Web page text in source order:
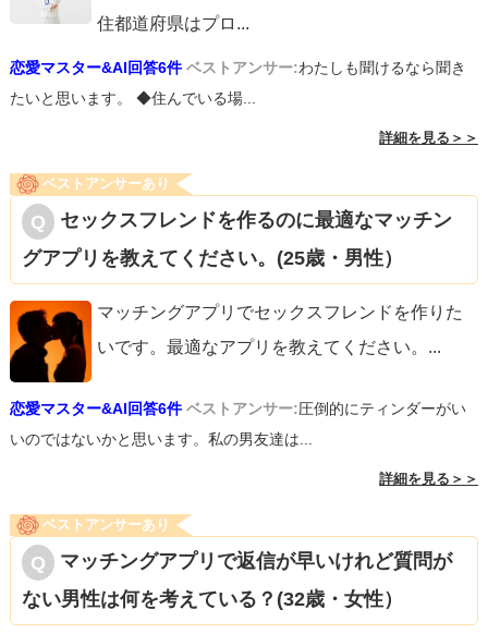
住都道府県はプロ ...
恋愛マスター&AI回答6件 ベストアンサー:わたしも聞けるなら聞き
たいと思います。 ◆住んでいる場...
詳細を見る＞＞
ベストアンサーあり
セックスフレンドを作るのに最適なマッチン
グアプリを教えてください。(25歳・男性）
マッチングアプリでセックスフレンドを作りた
いです。最適なアプリを教えてください。 ...
恋愛マスター&AI回答6件 ベストアンサー:圧倒的にティンダーがい
いのではないかと思います。私の男友達は...
詳細を見る＞＞
ベストアンサーあり
マッチングアプリで返信が早いけれど質問が
ない男性は何を考えている？(32歳・女性）